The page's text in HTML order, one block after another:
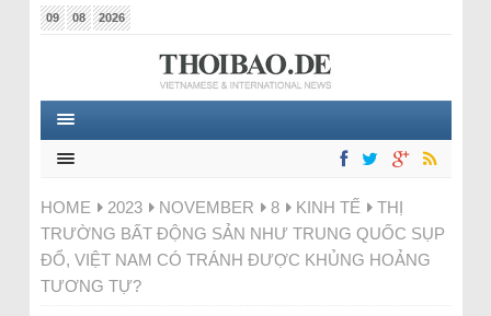
09 08 2026
HOME 2023 NOVEMBER 8 KINH TẾ
THỊ
TRƯỜNG BẤT ĐỘNG SẢN NHƯ TRUNG QUỐC SỤP
ĐỔ, VIỆT NAM CÓ TRÁNH ĐƯỢC KHỦNG HOẢNG
TƯƠNG TỰ?